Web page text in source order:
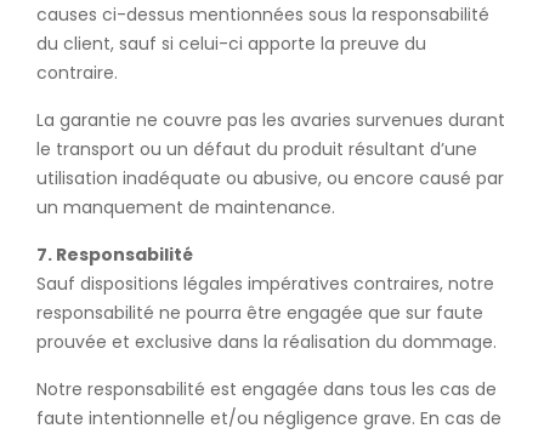
causes ci-dessus mentionnées sous la responsabilité
du client, sauf si celui-ci apporte la preuve du
contraire.
La garantie ne couvre pas les avaries survenues durant
le transport ou un défaut du produit résultant d’une
utilisation inadéquate ou abusive, ou encore causé par
un manquement de maintenance.
7. Responsabilité
Sauf dispositions légales impératives contraires, notre
responsabilité ne pourra être engagée que sur faute
prouvée et exclusive dans la réalisation du dommage.
Notre responsabilité est engagée dans tous les cas de
faute intentionnelle et/ou négligence grave. En cas de